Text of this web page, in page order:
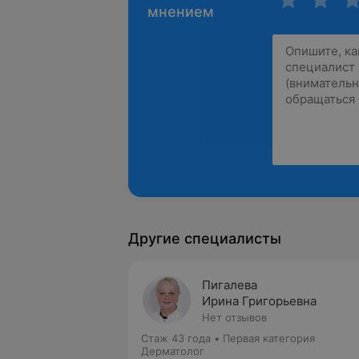
мнением
Другие специалисты
Пигалева
Ирина Григорьевна
Нет отзывов
Стаж 43 года • Первая категория
Дерматолог